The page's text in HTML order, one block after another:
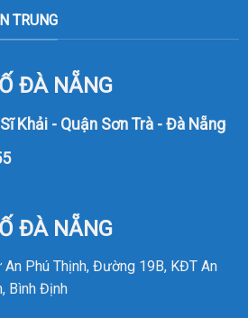
TRUNG
ĐÀ NẴNG
Khải - Quận Sơn Trà - Đà Nẵng
ĐÀ NẴNG
Phú Thịnh, Đường 19B, KĐT An
Bình Định